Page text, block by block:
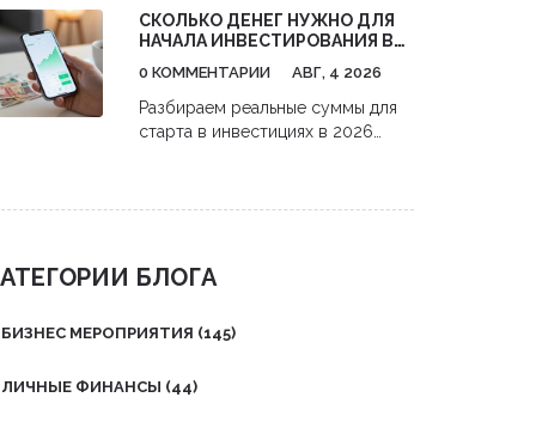
средств. Это необходимо для
соблюдения законодательства по
борьбе с отмыванием денег и
Статья расскажет, какие
документы потребуются, как
избежать трудностей. Узнайте,
простым и быстрым.
СКОЛЬКО ДЕНЕГ НУЖНО ДЛЯ
НАЧАЛА ИНВЕСТИРОВАНИЯ В
СТРАТЕГИИ С НУЛЯ
0 КОММЕНТАРИИ АВГ, 4 2026
Разбираем реальные суммы для
старта в инвестициях в 2026
БЛОГА
БИЗНЕС МЕРОПРИЯТИЯ (145)
ЛИЧНЫЕ ФИНАНСЫ (44)